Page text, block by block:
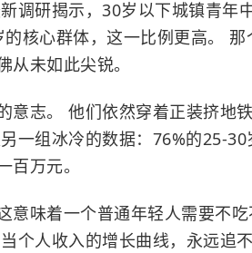
调研揭示，30岁以下城镇青年
核心群体，这一比例更高。 那
未如此尖锐。
意志。 他们依然穿着正装挤地
一组冰冷的数据：76%的25-30
万元。
意味着一个普通年轻人需要不
个人收入的增长曲线，永远追